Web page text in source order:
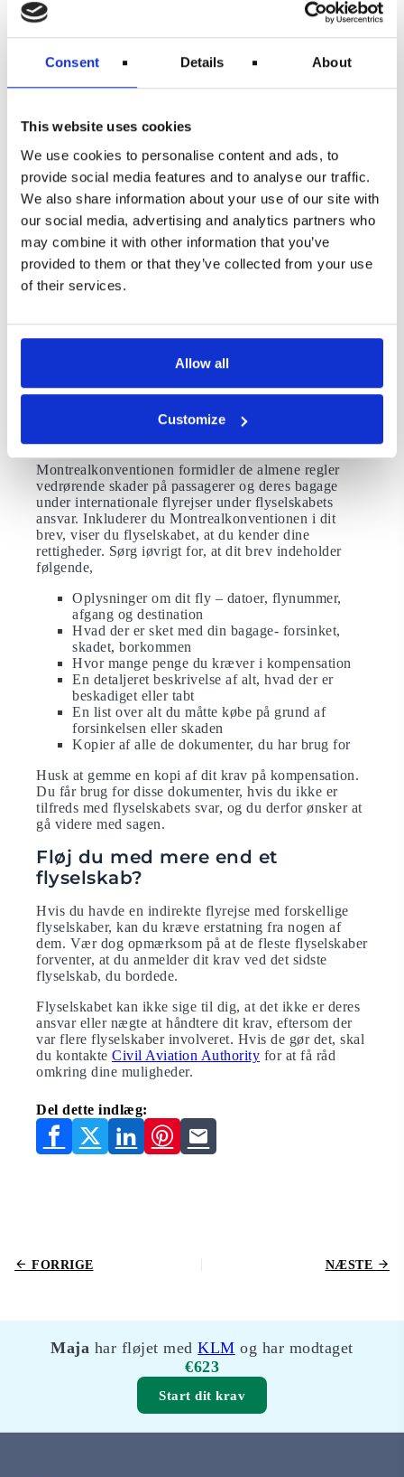
Consent Details About
This website uses cookies
We use cookies to personalise content and ads, to
provide social media features and to analyse our traffic.
We also share information about your use of our site with
our social media, advertising and analytics partners who
may combine it with other information that you’ve
provided to them or that they’ve collected from your use
of their services.
Allow all
Customize
Dit boardingkort
bagagenummer)
Bevis på at du rapporterede problemet, herunder
din PIR-formular eller brev og email til
Kvitteringer for dine udgifter grundet
forsinkelsen eller skaden
Fotos af eventuelle skader på din bagage eller
eventuelle udgifter fra reparationer af ødelagt
indhold
Lav en ordentlig klage
Spørg flyselskabet, hvordan de ønsker, at du sender
dit krav på kompensation. Har de ikke et
ansøgningsskema, skal du sandsynligvis skrive et
Montrealkonventionen formidler de almene regler
vedrørende skader på passagerer og deres bagage
under internationale flyrejser under flyselskabets
ansvar. Inkluderer du Montrealkonventionen i dit
brev, viser du flyselskabet, at du kender dine
rettigheder. Sørg iøvrigt for, at dit brev indeholder
følgende,
Oplysninger om dit fly – datoer, flynummer,
afgang og destination
Hvad der er sket med din bagage- forsinket,
skadet, borkommen
Hvor mange penge du kræver i kompensation
En detaljeret beskrivelse af alt, hvad der er
beskadiget eller tabt
En list over alt du måtte købe på grund af
forsinkelsen eller skaden
Kopier af alle de dokumenter, du har brug for
Husk at gemme en kopi af dit krav på kompensation.
Du får brug for disse dokumenter, hvis du ikke er
tilfreds med flyselskabets svar, og du derfor ønsker at
gå videre med sagen.
Fløj du med mere end et
flyselskab?
Hvis du havde en indirekte flyrejse med forskellige
flyselskaber, kan du kræve erstatning fra nogen af
dem. Vær dog opmærksom på at de fleste flyselskaber
forventer, at du anmelder dit krav ved det sidste
flyselskab, du bordede.
Flyselskabet kan ikke sige til dig, at det ikke er deres
ansvar eller nægte at håndtere dit krav, eftersom der
var flere flyselskaber involveret. Hvis de gør det, skal
du kontakte Civil Aviation Authority for at få råd
omkring dine muligheder.
Del dette indlæg:
FORRIGE NÆSTE
Maja har fløjet medKLM og har modtaget
€623
Start dit krav